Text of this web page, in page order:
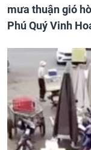
mưa thuận gió
Phú Quý Vinh